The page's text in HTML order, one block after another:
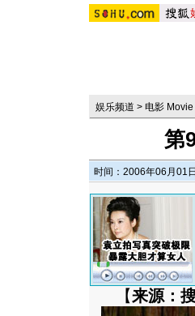
娱乐频道 > 电影 Movie
第
时间：2006年06月01
【来源：